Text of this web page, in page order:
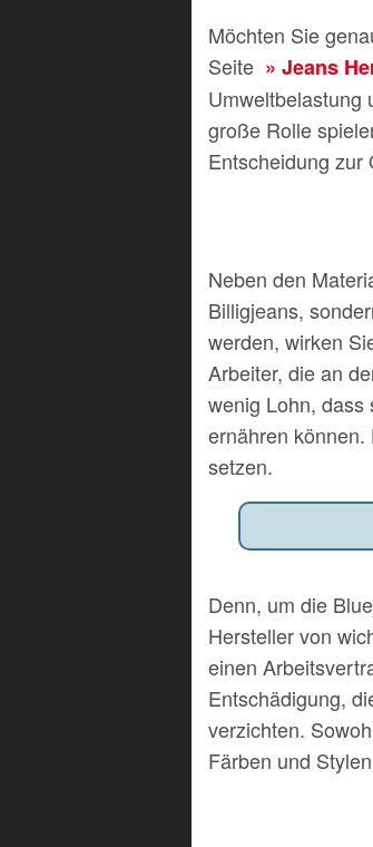
Möchten Sie
Seite
Jeans
Umweltbelastung
große Rolle
Entscheidung zur
Neben den
Billigjeans,
werden, wirken
Arbeiter, die an
wenig Lohn, dass
ernähren
setzen.
Denn, um die
Hersteller von
einen
Entschädigung,
verzichten.
Färben und